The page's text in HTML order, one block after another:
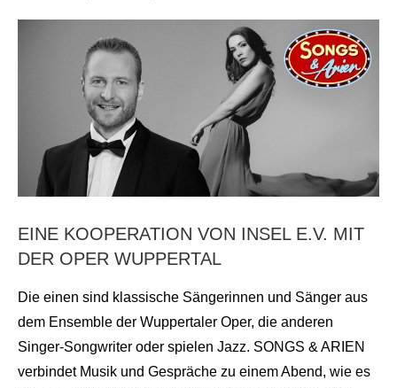
EINE KOOPERATION VON INSEL E.V. MIT
DER OPER WUPPERTAL
Die einen sind klassische Sängerinnen und Sänger aus
dem Ensemble der Wuppertaler Oper, die anderen
Singer-Songwriter oder spielen Jazz. SONGS & ARIEN
verbindet Musik und Gespräche zu einem Abend, wie es